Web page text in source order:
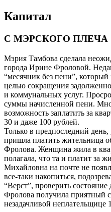
Капитал
С МЭРСКОГО ПЛЕЧА
Мэрия Тамбова сделала
города Ирине Фроловой.
“месячник без пени”,
целью сокращения
и коммунальных услуг.
суммы начисленной пени.
возможность заплатить за
30 и даже 100 рублей.
Только в предпоследний
пришла платить жительница
Фролова. Женщина жила в
полагала, что та и платит за
Михайловна на почте не
все-таки накопиться,
“Верст”, проверить
Фролова получила приятный
незадачливой неплательщице